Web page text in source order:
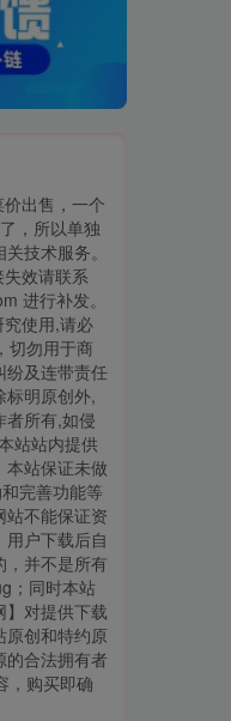
出售，一个
，所以单独
技术服务。
效请联系
进行补发。
使用,请必
切勿用于商
纷及连带责任
标明原创外,
者所有,如侵
站站内提供
本站保证未做
完善功能等
站不能保证资
户下载后自
，并不是所有
；同时本站
】对提供下载
原创和特约原
的合法拥有者
，购买即确